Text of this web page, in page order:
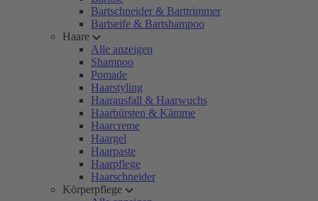
Bartschneider & Barttrimmer
Bartseife & Bartshampoo
Haare
Alle anzeigen
Shampoo
Pomade
Haarstyling
Haarausfall & Haarwuchs
Haarbürsten & Kämme
Haarcreme
Haargel
Haarpaste
Haarpflege
Haarschneider
Körperpflege